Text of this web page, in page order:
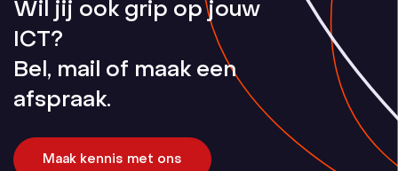
Wil jij ook grip op jouw
ICT?
Bel, mail of maak een
afspraak.
Maak kennis met ons